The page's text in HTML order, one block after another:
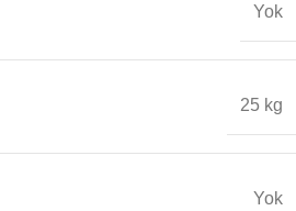
Yok
25 kg
Yok